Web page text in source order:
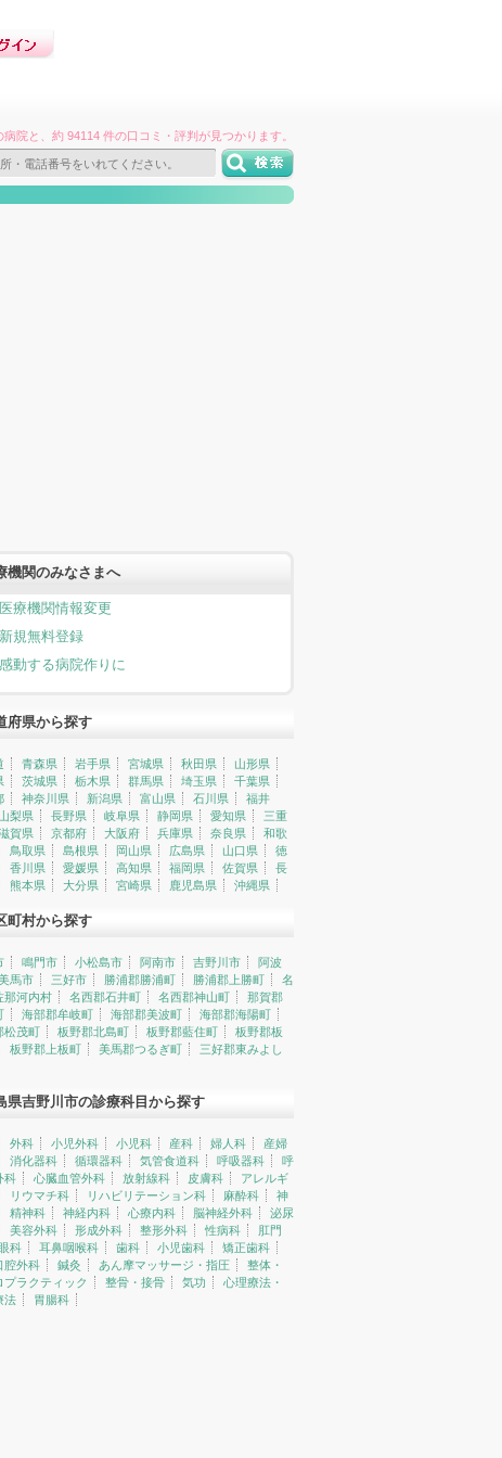
院と、約 94114 件の口コミ・評判が見つかります。
機関のみなさまへ
医療機関情報変更
新規無料登録
感動する病院作りに
府県から探す
青森県 岩手県 宮城県 秋田県
山形県
茨城県 栃木県 群馬県 埼玉県
千葉県
神奈川県 新潟県 富山県 石川県
福井
山梨県 長野県 岐阜県 静岡県 愛知県
三重
賀県 京都府 大阪府 兵庫県 奈良県
和歌
鳥取県 島根県 岡山県 広島県 山口県
徳
香川県 愛媛県 高知県 福岡県 佐賀県
長
熊本県 大分県 宮崎県 鹿児島県 沖縄県
町村から探す
鳴門市 小松島市 阿南市 吉野川市
阿波
馬市 三好市 勝浦郡勝浦町 勝浦郡上勝町
名
那河内村
名西郡石井町 名西郡神山町
那賀郡
海部郡牟岐町 海部郡美波町
海部郡海陽町
松茂町
板野郡北島町 板野郡藍住町
板野郡板
板野郡上板町 美馬郡つるぎ町
三好郡東みよし
県吉野川市の診療科目から探す
外科 小児外科 小児科 産科 婦人科
産婦
消化器科 循環器科 気管食道科 呼吸器科
呼
科
心臓血管外科 放射線科 皮膚科
アレルギ
リウマチ科 リハビリテーション科 麻酔科
神
精神科 神経内科 心療内科 脳神経外科
泌尿
美容外科 形成外科 整形外科 性病科
肛門
科 耳鼻咽喉科 歯科 小児歯科
矯正歯科
腔外科
鍼灸 あん摩マッサージ・指圧
整体・
プラクティック
整骨・接骨 気功
心理療法・
法
胃腸科